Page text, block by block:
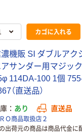
カゴに入れる
機販 SI ダブルアク
アサンダー用マジッ
114DA-100 1個
（直送品）
あり 直送品
Ｏ商品取扱店２
出荷元の商品は商品代金に